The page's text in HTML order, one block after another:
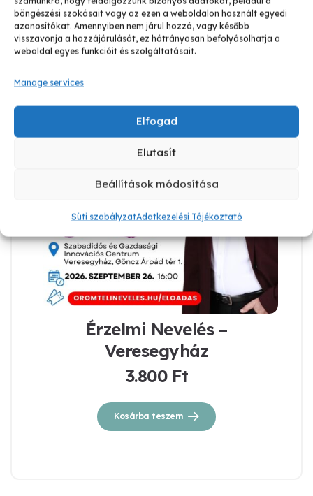
böngészési szokásait vagy az ezen a weboldalon használt egyedi
azonosítókat. Amennyiben nem járul hozzá, vagy később
visszavonja a hozzájárulását, ez hátrányosan befolyásolhatja a
weboldal egyes funkcióit és szolgáltatásait.
Manage services
Elfogad
Elutasít
Beállítások módosítása
Süti szabályzatAdatkezelési Tájékoztató
Érzelmi Nevelés –
Veresegyház
3.800 Ft
Kosárba teszem